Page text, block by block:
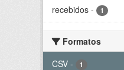
recebidos - 1
Formatos
CSV - 1